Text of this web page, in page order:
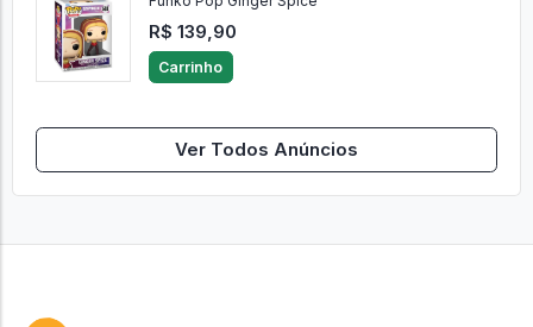
R$ 139,90
Carrinho
Ver Todos Anúncios